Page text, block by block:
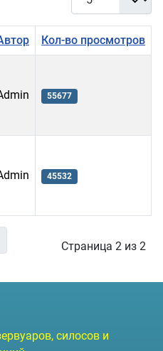
Кол-во просмотров
55677
45532
Страница 2 из 2
силосов и